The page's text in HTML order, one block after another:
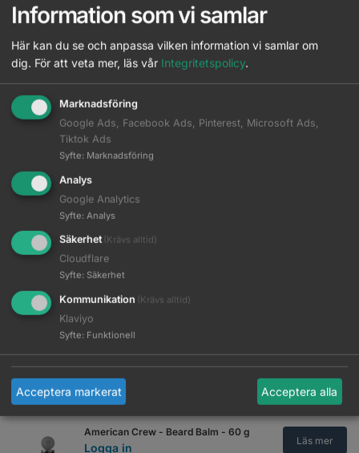
American Crew - 2 in 1 Skin Moist &
Beard Conditioner - 100ml
Logga in
American Crew - 3-in-1 Tea Tree -
450 ml
Logga in
Läs mer
Deodorant Body Wash - 450 ml
Logga in
American Crew - Alternator - 100
ml
Logga in
American Crew - Anti-hairloss
Scalp Lotion - 100 ml
Logga in
American Crew - Anti-hairloss
Shampoo - 250 ml
Logga in
American Crew - Beard Balm - 60 g
Logga in
Läs mer
Information som vi samlar
Här kan du se och anpassa vilken information vi samlar om
dig. För att veta mer, läs vår Integritetspolicy.
Marknadsföring
Google Ads, Facebook Ads, Pinterest, Microsoft Ads,
Tiktok Ads
Syfte: Marknadsföring
Analys
Google Analytics
Syfte: Analys
Säkerhet (Krävs alltid)
Cloudflare
Syfte: Säkerhet
Kommunikation (Krävs alltid)
Klaviyo
Syfte: Funktionell
Acceptera markerat Acceptera alla